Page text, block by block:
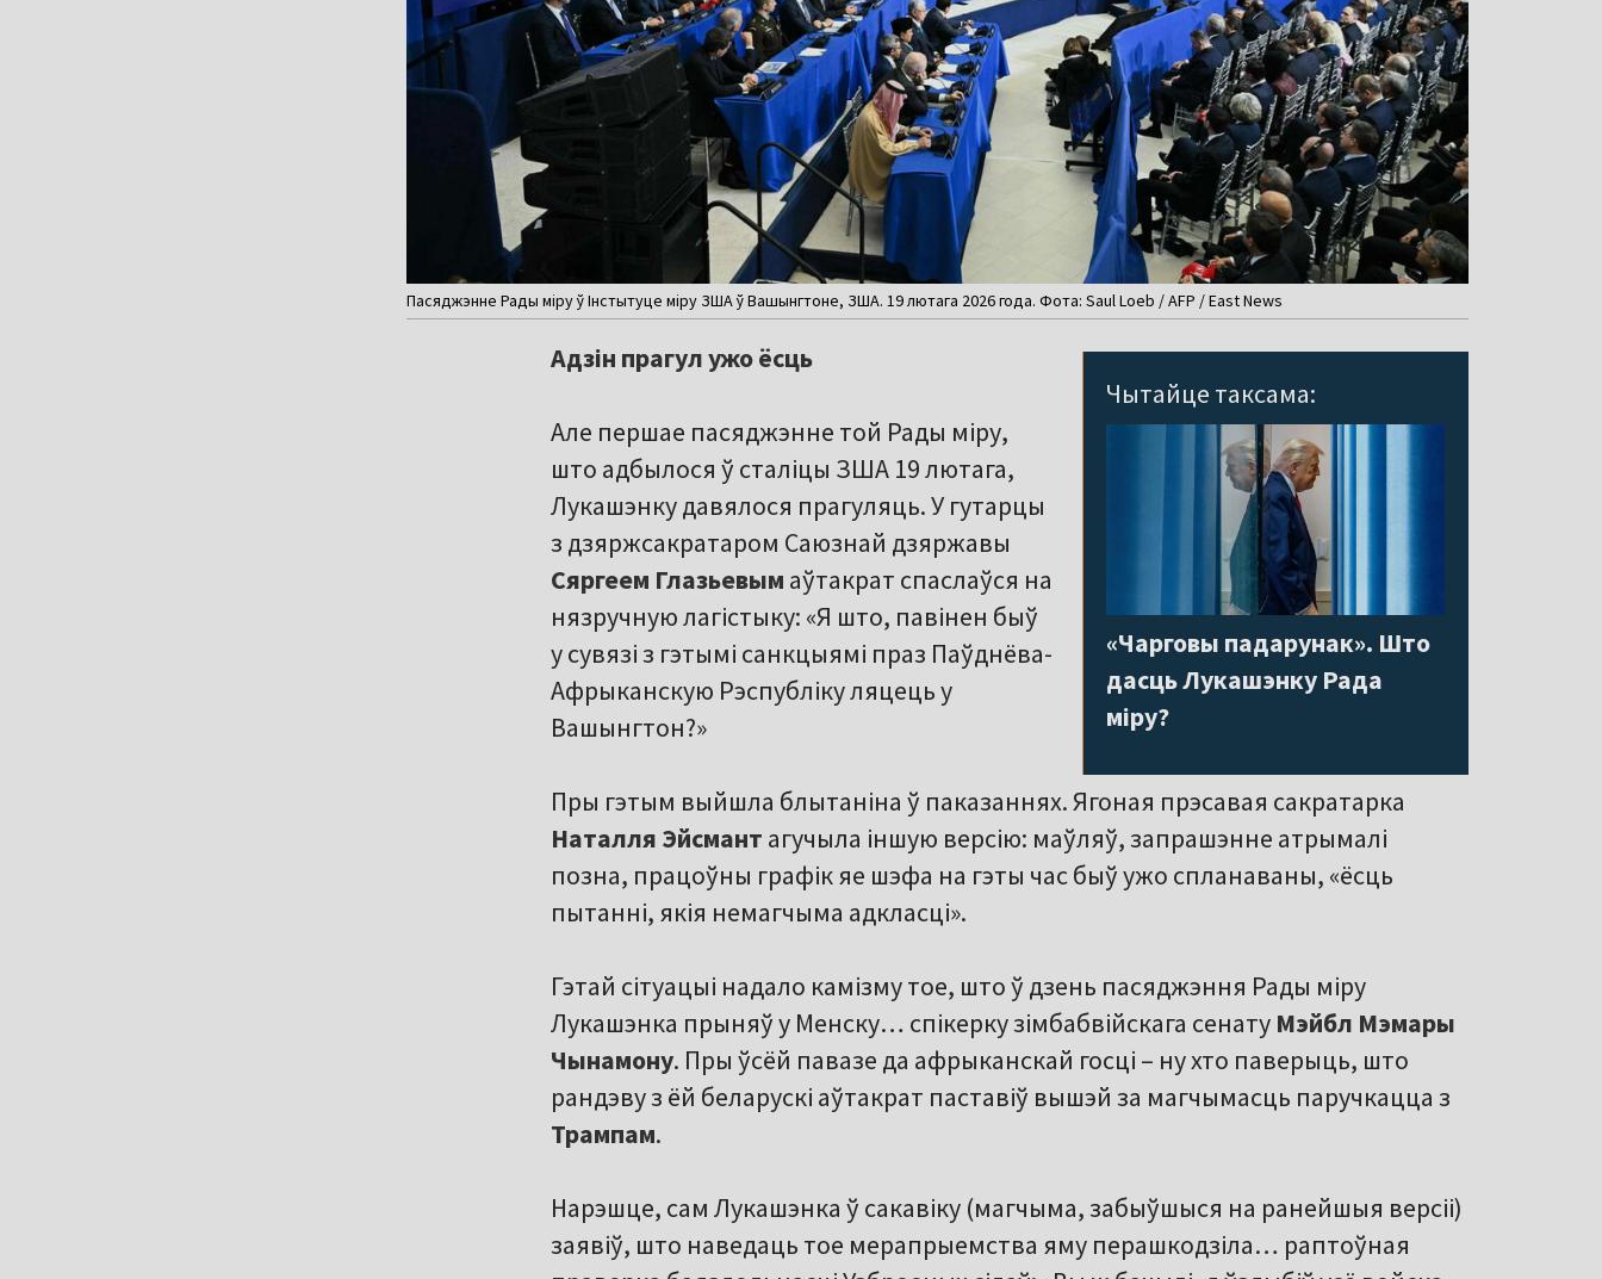
Пасяджэнне Рады міру ў Інстытуце міру ЗША ў Вашынгтоне, ЗША. 19 лютага 2026 года. Фота: Saul Loeb / AFP / East News
Чытайце таксама:
«Чарговы падарунак». Што
дасць Лукашэнку Рада
міру?
Адзін прагул ужо ёсць
Але першае пасяджэнне той Рады міру,
што адбылося ў сталіцы ЗША 19 лютага,
Лукашэнку давялося прагуляць. У гутарцы
з дзяржсакратаром Саюзнай дзяржавы
Сяргеем Глазьевым аўтакрат спаслаўся на
нязручную лагістыку: «Я што, павінен быў
у сувязі з гэтымі санкцыямі праз Паўднёва-
Афрыканскую Рэспубліку ляцець у
Вашынгтон?»
Пры гэтым выйшла блытаніна ў паказаннях. Ягоная прэсавая сакратарка
Наталля Эйсмант агучыла іншую версію: маўляў, запрашэнне атрымалі
позна, працоўны графік яе шэфа на гэты час быў ужо спланаваны, «ёсць
пытанні, якія немагчыма адкласці».
Гэтай сітуацыі надало камізму тое, што ў дзень пасяджэння Рады міру
Лукашэнка прыняў у Менску… спікерку зімбабвійскага сенату Мэйбл Мэмары
Чынамону. Пры ўсёй павазе да афрыканскай госці – ну хто паверыць, што
рандэву з ёй беларускі аўтакрат паставіў вышэй за магчымасць паручкацца з
Трампам.
Нарэшце, сам Лукашэнка ў сакавіку (магчыма, забыўшыся на ранейшыя версіі)
заявіў, што наведаць тое мерапрыемства яму перашкодзіла… раптоўная